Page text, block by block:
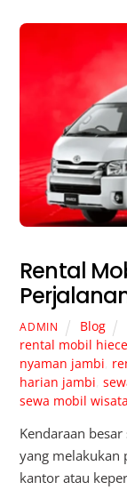
Rental
ADMIN Blog
rental mobil
nyaman jambi
harian jambi ,
sewa mobil
Kendaraan
yang melakukan
kantor atau